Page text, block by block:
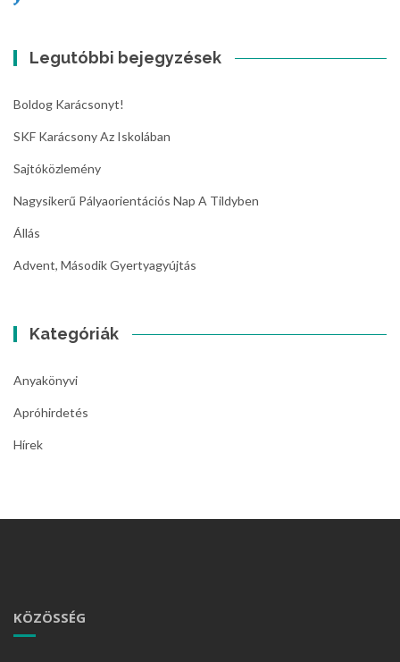
Legutóbbi bejegyzések
Boldog Karácsonyt!
SKF Karácsony Az Iskolában
Sajtóközlemény
Nagysikerű Pályaorientációs Nap A Tildyben
Állás
Advent, Második Gyertyagyújtás
Kategóriák
Anyakönyvi
Apróhirdetés
Hírek
KÖZÖSSÉG